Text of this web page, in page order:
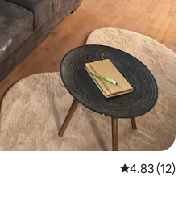
Calificación
4.83 (12)